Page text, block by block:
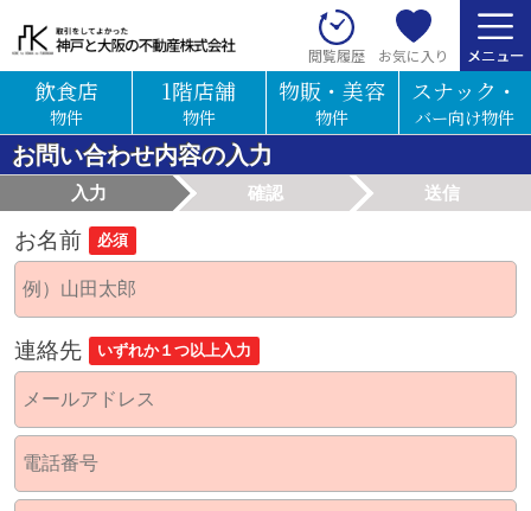
閲覧履歴 お気に入り
飲食店
物件
1階店舗
物件
物販・美容
物件
スナック・
バー向け物件
お問い合わせ内容の入力
入力 確認 送信
お名前 必須
連絡先 いずれか１つ以上入力